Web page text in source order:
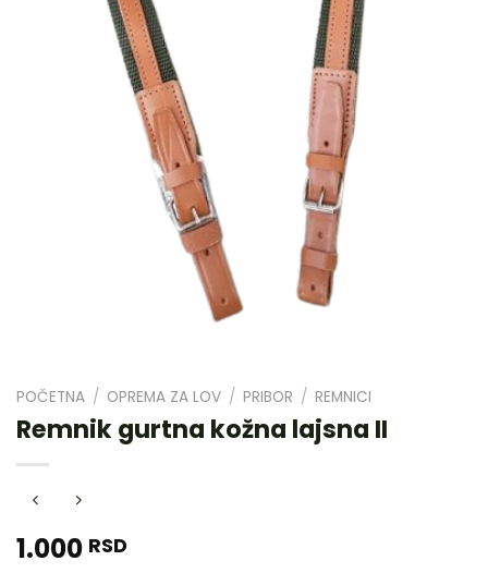
POČETNA / OPREMA ZA LOV / PRIBOR / REMNICI
Remnik gurtna kožna lajsna II
1.000 RSD